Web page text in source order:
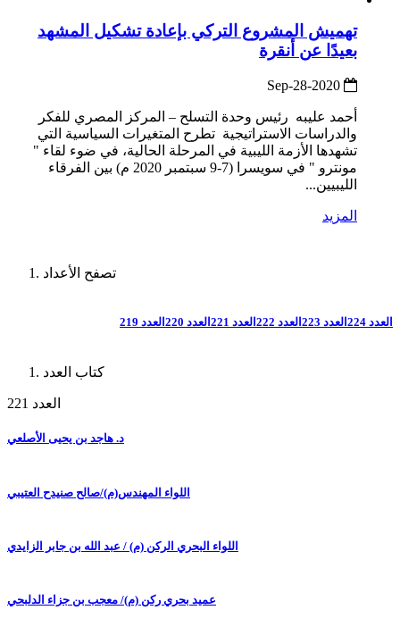
تهميش المشروع التركي بإعادة تشكيل المشهد
بعيدًا عن أنقرة
أحمد عليبه رئيس وحدة التسلح – المركز المصري للفكر
والدراسات الاستراتيجية تطرح المتغيرات السياسية التي
تشهدها الأزمة الليبية في المرحلة الحالية، في ضوء لقاء "
مونترو " في سويسرا (7-9 سبتمبر 2020 م) بين الفرقاء
الليبيين...
المزيد
تصفح الأعداد
العدد 224 العدد 223 العدد 222 العدد 221 العدد 220 العدد 219
كتاب العدد
العدد 221
د. هاجد بن يحيى الأصلعي
اللواء المهندس(م)/صالح صنيدح العتيبي
اللواء البحري الركن (م) / عبد الله بن جابر الزايدي
عميد بحري ركن (م)/ معجب بن جزاء الدلبحي